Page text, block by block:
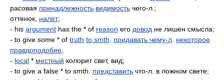
расовая принадлежность видимость чего-л.;
оттенок, налет;
- his argument has the * of reason его довод не лишен смысла;
- to give some * of truth to smth придавать чему-л некоторое
правдоподобие;
- local * местный колорит свет, вид;
- to give a false * to smth. представить что-л. в ложном свете;